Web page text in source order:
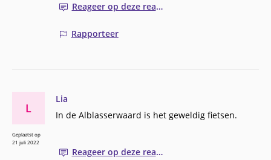
Reageer op deze reactie
Rapporteer
Lia
In de Alblasserwaard is het geweldig fietsen.
Reageer op deze reactie
L
Geplaatst op
21 juli 2022